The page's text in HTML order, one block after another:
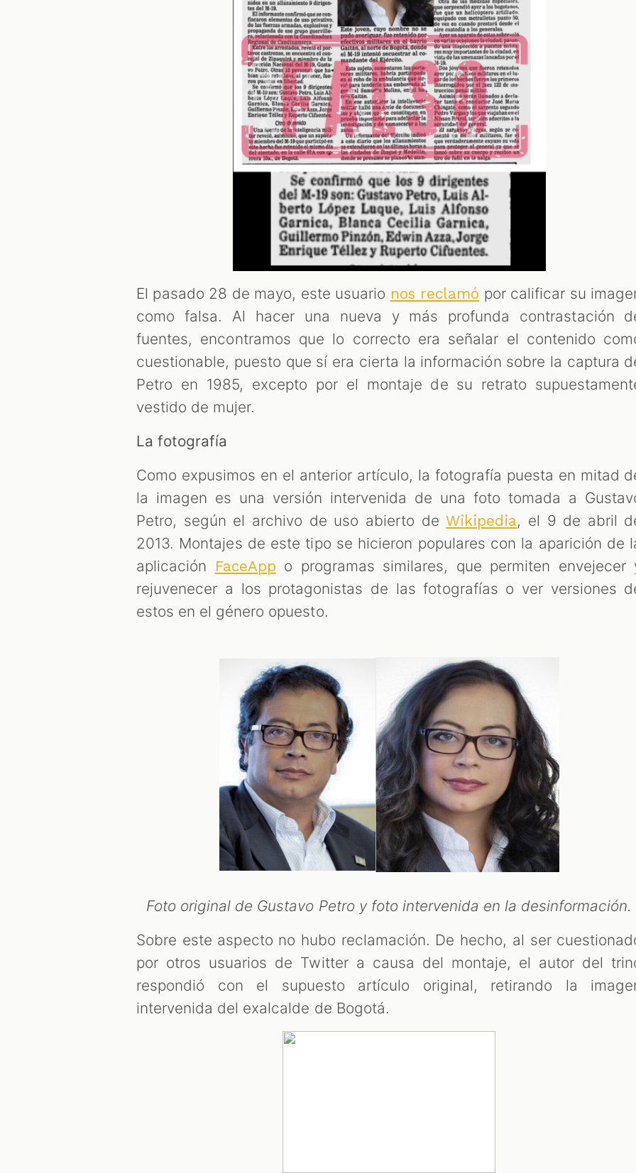
El pasado 28 de mayo, este usuario nos reclamó por calificar su
como falsa. Al hacer una nueva y más profunda contrastación
fuentes, encontramos que lo correcto era señalar el contenido
cuestionable, puesto que sí era cierta la información sobre la captura
Petro en 1985, excepto por el montaje de su retrato
vestido de mujer.
La fotografía
Como expusimos en el anterior artículo, la fotografía puesta en mitad
la imagen es una versión intervenida de una foto tomada a
Petro, según el archivo de uso abierto deWikipedia, el 9 de abril
2013. Montajes de este tipo se hicieron populares con la aparición de
aplicación
FaceApp o programas similares, que permiten envejecer
rejuvenecer a los protagonistas de las fotografías o ver versiones
estos en el género opuesto.
Foto original de Gustavo Petro y foto intervenida en la desinformación.
Sobre este aspecto no hubo reclamación. De hecho, al ser
por otros usuarios de Twitter a causa del montaje, el autor del
respondió con el supuesto artículo original, retirando la
intervenida del exalcalde de Bogotá.